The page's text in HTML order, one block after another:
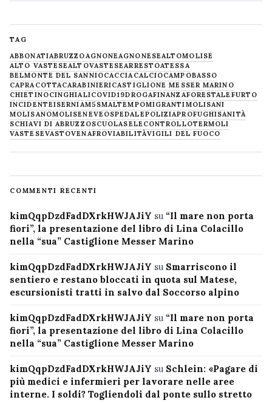
TAG
ABBONATIABRUZZOAGNONEAGNONESEALTOMOLISE
ALTO VASTESEALTOVASTESEARRESTOATESSA
BELMONTE DEL SANNIOCACCIACALCIOCAMPOBASSO
CAPRACOTTACARABINIERICASTIGLIONE MESSER MARINO
CHIETINOCINGHIALICOVID19DROGAFINANZAFORESTALE FURTO
INCIDENTEISERNIAM5SMALTEMPOMIGRANTIMOLISANI
MOLISANOMOLISENEVE OSPEDALEPOLIZIAPROFUGHISANITÀ
SCHIAVI DI ABRUZZOSCUOLASELECONTROLLOTERMOLI
VASTESEVASTOVENAFROVIABILITÀVIGILI DEL FUOCO
COMMENTI RECENTI
kimQqpDzdFadDXrkHWJAJiY su “Il mare non porta
fiori”, la presentazione del libro di Lina Colacillo
nella “sua” Castiglione Messer Marino
kimQqpDzdFadDXrkHWJAJiY su Smarriscono il
sentiero e restano bloccati in quota sul Matese,
escursionisti tratti in salvo dal Soccorso alpino
kimQqpDzdFadDXrkHWJAJiY su “Il mare non porta
fiori”, la presentazione del libro di Lina Colacillo
nella “sua” Castiglione Messer Marino
kimQqpDzdFadDXrkHWJAJiY su Schlein: «Pagare di
più medici e infermieri per lavorare nelle aree
interne. I soldi? Togliendoli dal ponte sullo stretto